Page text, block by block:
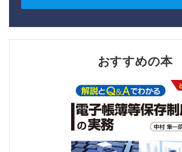
おすすめの本